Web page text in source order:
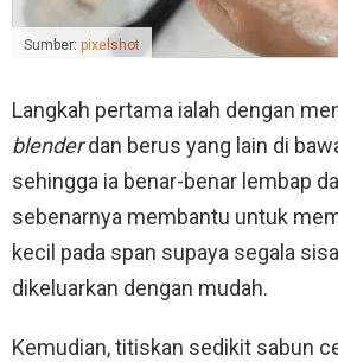
Sumber: pixelshot
Langkah pertama ialah dengan
blenderdan berus yang lain di
sehingga ia benar-benar lembap
sebenarnya membantu untuk
kecil pada span supaya segala
dikeluarkan dengan mudah.
Kemudian, titiskan sedikit sabun